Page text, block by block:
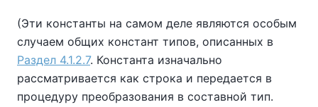
(Эти константы на самом деле являются особым
случаем общих констант типов, описанных в
Раздел 4.1.2.7. Константа изначально
рассматривается как строка и передается в
процедуру преобразования в составной тип.